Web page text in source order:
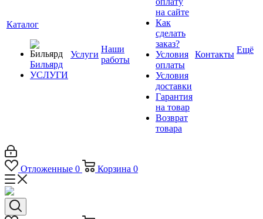
Каталог
Бильярд
УСЛУГИ
Услуги
Наши
работы
на сайте
Как
сделать
заказ?
Условия
оплаты
Условия
доставки
Гарантия
на товар
Возврат
товара
Контакты Ещё
Отложенные 0 Корзина 0